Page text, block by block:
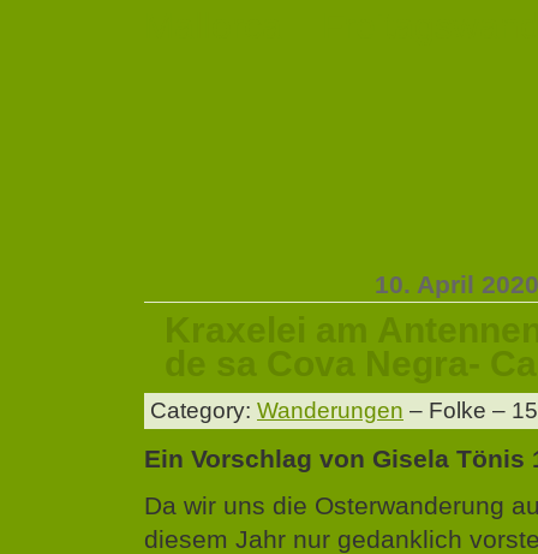
10. April 2020
Kraxelei am
de sa Cova Negra-
Category: Wanderungen – Folke –
Ein Vorschlag von Gisela Tönis
Da wir uns die Osterwanderung
diesem Jahr nur gedanklich